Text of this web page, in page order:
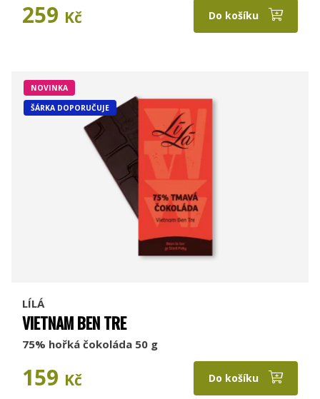
259 Kč Do košíku
NOVINKA
ŠÁRKA DOPORUČUJE
LÍLÁ
VIETNAM BEN TRE
75% hořká čokoláda 50 g
159 Kč Do košíku